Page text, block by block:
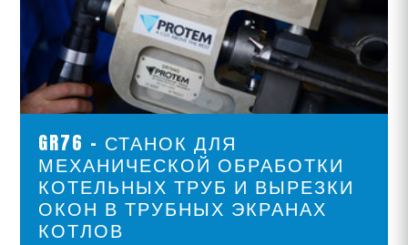
GR76 - СТАНОК ДЛЯ
МЕХАНИЧЕСКОЙ ОБРАБОТКИ
КОТЕЛЬНЫХ ТРУБ И ВЫРЕЗКИ
ОКОН В ТРУБНЫХ ЭКРАНАХ
КОТЛОВ
ПРОСМОТР ПРОДУКТОВ